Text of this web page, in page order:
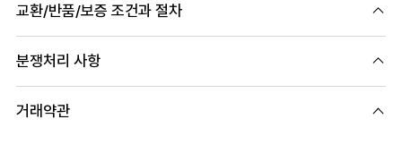
교환/반품/보증 조건과 절차
분쟁처리 사항
거래약관